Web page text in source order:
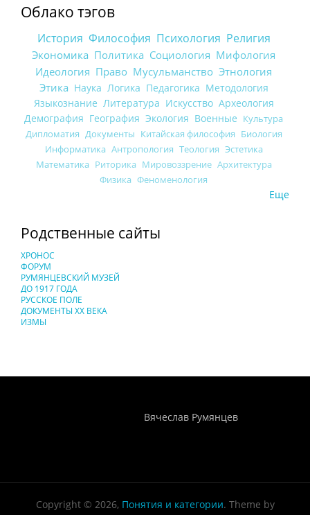
Облако тэгов
История Философия Психология Религия
Экономика Политика Социология Мифология
Идеология Право Мусульманство Этнология
Этика Наука Логика Педагогика Методология
Языкознание Литература Искусство Археология
Демография География Экология Военные Культура
Дипломатия Документы Китайская философия Биология
Информатика Антропология Теология Эстетика
Математика Риторика Мировоззрение Архитектура
Физика Феноменология
Еще
Родственные сайты
ХРОНОС
ФОРУМ
РУМЯНЦЕВСКИЙ МУЗЕЙ
ДО 1917 ГОДА
РУССКОЕ ПОЛЕ
ДОКУМЕНТЫ XX ВЕКА
ИЗМЫ
Вячеслав Румянцев
Copyright © 2026, Понятия и категории. Theme by